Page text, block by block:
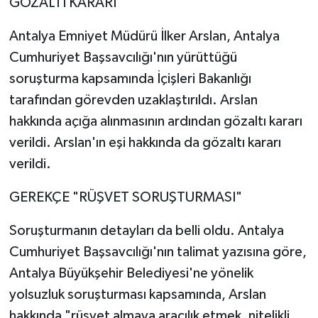
Antalya Emniyet Müdürü İlker Arslan, Antalya
Cumhuriyet Başsavcılığı'nın yürüttüğü
soruşturma kapsamında İçişleri Bakanlığı
tarafından görevden uzaklaştırıldı. Arslan
hakkında açığa alınmasının ardından gözaltı kararı
verildi. Arslan'ın eşi hakkında da gözaltı kararı
verildi.
GEREKÇE "RÜŞVET SORUŞTURMASI"
Soruşturmanın detayları da belli oldu. Antalya
Cumhuriyet Başsavcılığı'nın talimat yazısına göre,
Antalya Büyükşehir Belediyesi'ne yönelik
yolsuzluk soruşturması kapsamında, Arslan